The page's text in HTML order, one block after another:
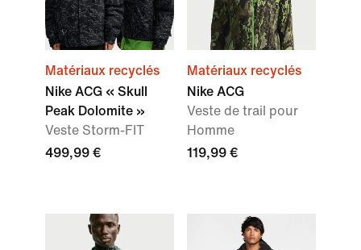
Matériaux recyclés
Nike ACG « Skull
Peak Dolomite »
Veste Storm-FIT
499,99 €
Matériaux recyclés
Nike ACG
Veste de trail pour
Homme
119,99 €